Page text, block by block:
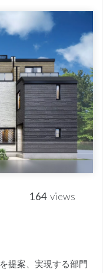
164 views
提案、実現する部門